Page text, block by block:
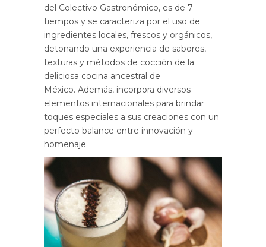
del Colectivo Gastronómico, es de 7
tiempos y se caracteriza por el uso de
ingredientes locales, frescos y orgánicos,
detonando una experiencia de sabores,
texturas y métodos de cocción de la
deliciosa cocina ancestral de
México. Además, incorpora diversos
elementos internacionales para brindar
toques especiales a sus creaciones con un
perfecto balance entre innovación y
homenaje.